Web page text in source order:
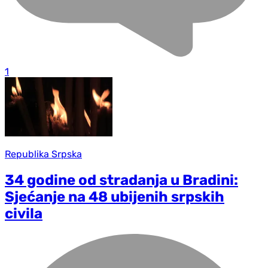
1
Republika Srpska
34 godine od stradanja u Bradini:
Sjećanje na 48 ubijenih srpskih
civila